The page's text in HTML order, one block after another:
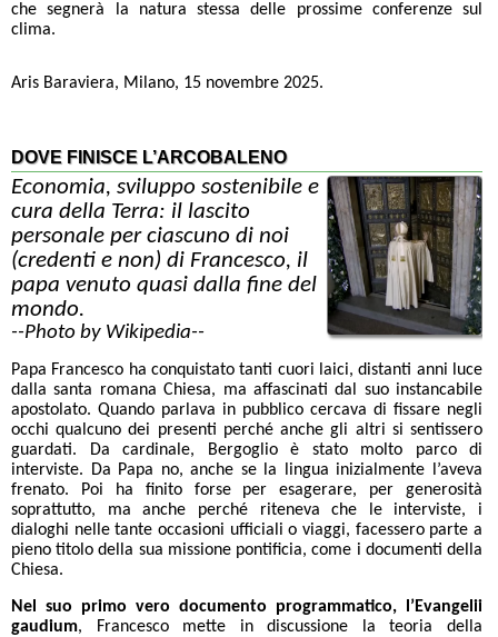
che segnerà la natura stessa delle prossime conferenze sul
clima.
Aris Baraviera, Milano, 15 novembre 2025.
DOVE FINISCE L’ARCOBALENO
Economia, sviluppo sostenibile e
cura della Terra: il lascito
personale per ciascuno di noi
(credenti e non) di Francesco, il
papa venuto quasi dalla fine del
mondo.
--Photo by Wikipedia--
Papa Francesco ha conquistato tanti cuori laici, distanti anni luce
dalla santa romana Chiesa, ma affascinati dal suo instancabile
apostolato. Quando parlava in pubblico cercava di fissare negli
occhi qualcuno dei presenti perché anche gli altri si sentissero
guardati. Da cardinale, Bergoglio è stato molto parco di
interviste. Da Papa no, anche se la lingua inizialmente l’aveva
frenato. Poi ha finito forse per esagerare, per generosità
soprattutto, ma anche perché riteneva che le interviste, i
dialoghi nelle tante occasioni ufficiali o viaggi, facessero parte a
pieno titolo della sua missione pontificia, come i documenti della
Chiesa.
Nel suo primo vero documento programmatico, l’Evangelii
gaudium, Francesco mette in discussione la teoria della